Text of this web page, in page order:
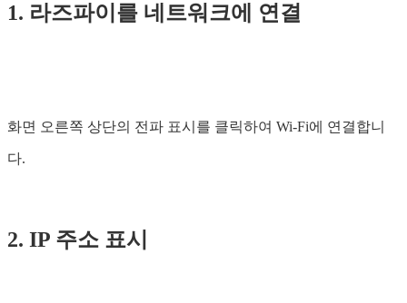
1. 라즈파이를 네트워크에 연결
화면 오른쪽 상단의 전파 표시를 클릭하여 Wi-Fi에 연결합니
다.
2. IP 주소 표시